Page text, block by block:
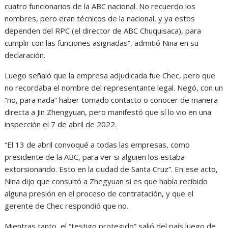
cuatro funcionarios de la ABC nacional. No recuerdo los
nombres, pero eran técnicos de la nacional, y ya estos
dependen del RPC (el director de ABC Chuquisaca), para
cumplir con las funciones asignadas”, admitió Nina en su
declaración.
Luego señaló que la empresa adjudicada fue Chec, pero que
no recordaba el nombre del representante legal. Negó, con un
“no, para nada” haber tomado contacto o conocer de manera
directa a Jin Zhengyuan, pero manifestó que sí lo vio en una
inspección el 7 de abril de 2022.
“El 13 de abril convoqué a todas las empresas, como
presidente de la ABC, para ver si alguien los estaba
extorsionando. Esto en la ciudad de Santa Cruz”. En ese acto,
Nina dijo que consultó a Zhegyuan si es que había recibido
alguna presión en el proceso de contratación, y que el
gerente de Chec respondió que no.